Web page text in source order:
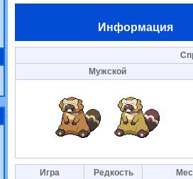
Информация
Мужской
Игра Редкость